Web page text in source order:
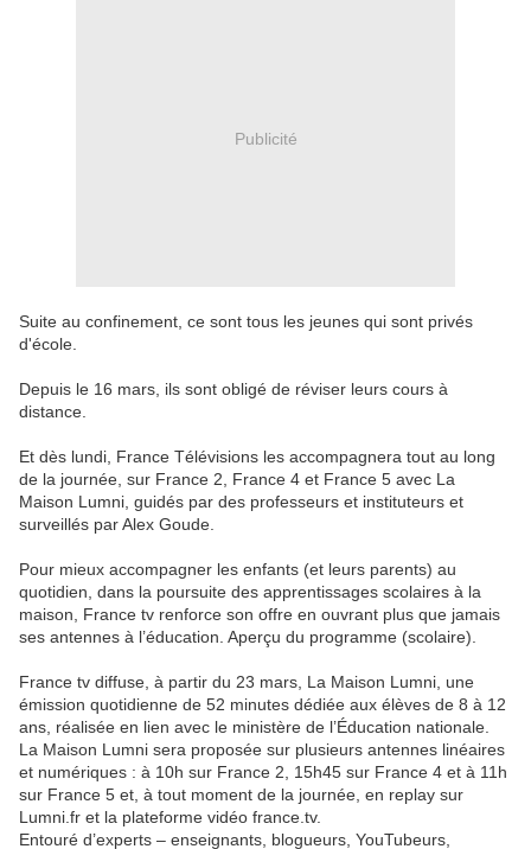
Publicité
Suite au confinement, ce sont tous les jeunes qui sont privés
d'école.
Depuis le 16 mars, ils sont obligé de réviser leurs cours à
distance.
Et dès lundi, France Télévisions les accompagnera tout au long
de la journée, sur France 2, France 4 et France 5 avec La
Maison Lumni, guidés par des professeurs et instituteurs et
surveillés par Alex Goude.
Pour mieux accompagner les enfants (et leurs parents) au
quotidien, dans la poursuite des apprentissages scolaires à la
maison, France tv renforce son offre en ouvrant plus que jamais
ses antennes à l’éducation. Aperçu du programme (scolaire).
France tv diffuse, à partir du 23 mars, La Maison Lumni, une
émission quotidienne de 52 minutes dédiée aux élèves de 8 à 12
ans, réalisée en lien avec le ministère de l’Éducation nationale.
La Maison Lumni sera proposée sur plusieurs antennes linéaires
et numériques : à 10h sur France 2, 15h45 sur France 4 et à 11h
sur France 5 et, à tout moment de la journée, en replay sur
Lumni.fr et la plateforme vidéo france.tv.
Entouré d’experts – enseignants, blogueurs, YouTubeurs,